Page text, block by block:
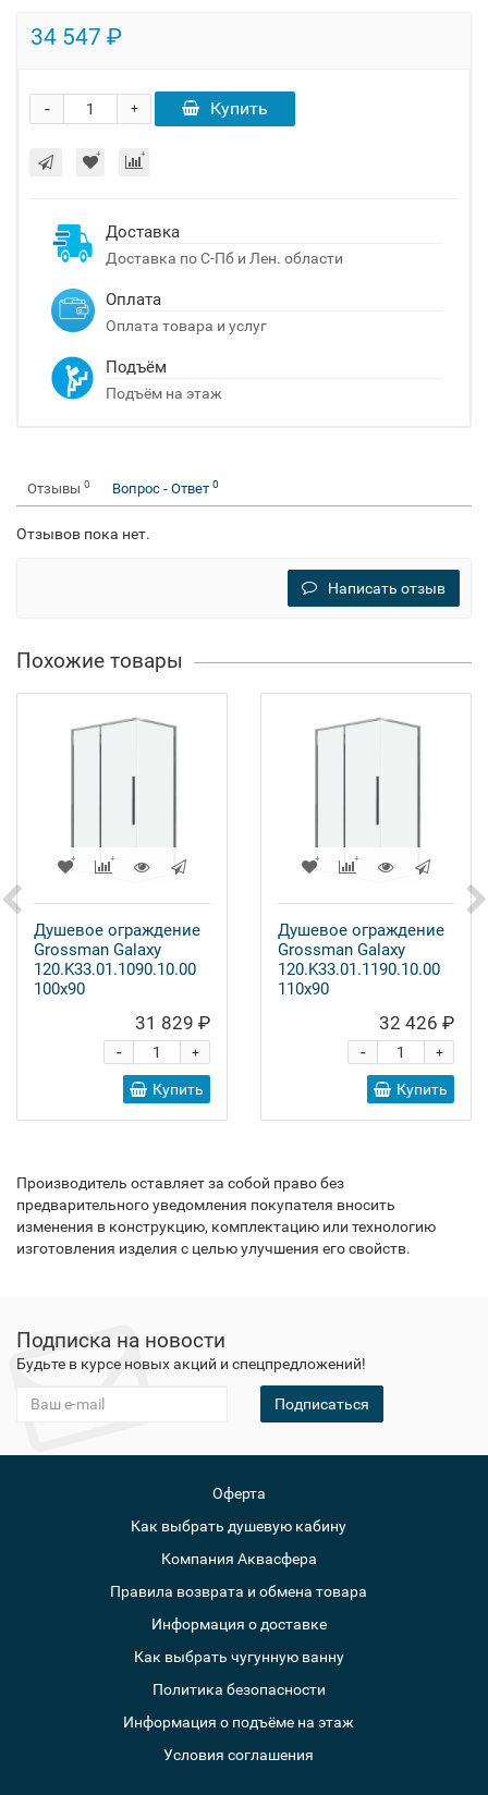
34 547 ₽
+
- Купить
Доставка
Доставка по С-Пб и Лен. области
Оплата
Оплата товара и услуг
Подъём
Подъём на этаж
Отзывы 0 Вопрос - Ответ 0
Отзывов пока нет.
Написать отзыв
Похожие товары
Душевое ограждение
Grossman Galaxy
120.K33.01.1090.10.00
100x90
31 829 ₽
+
-
Купить
Душевое ограждение
Grossman Galaxy
120.K33.01.1190.10.00
110x90
32 426 ₽
+
-
Купить
Производитель оставляет за собой право без
предварительного уведомления покупателя вносить
изменения в конструкцию, комплектацию или технологию
изготовления изделия с целью улучшения его свойств.
Подписка на новости
Будьте в курсе новых акций и спецпредложений!
Подписаться
Оферта
Как выбрать душевую кабину
Компания Аквасфера
Правила возврата и обмена товара
Информация о доставке
Как выбрать чугунную ванну
Политика безопасности
Информация о подъёме на этаж
Условия соглашения